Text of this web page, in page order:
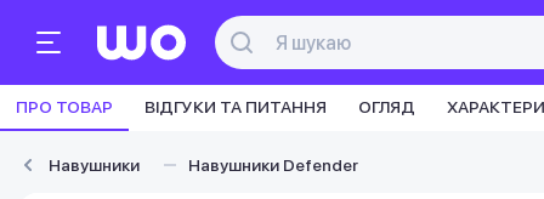
ПРО ТОВАР ВІДГУКИ ТА ПИТАННЯ ОГЛЯД
Навушники Навушники Defender